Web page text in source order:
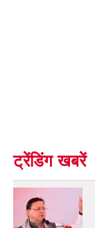
ट्रेंडिंग खबरें